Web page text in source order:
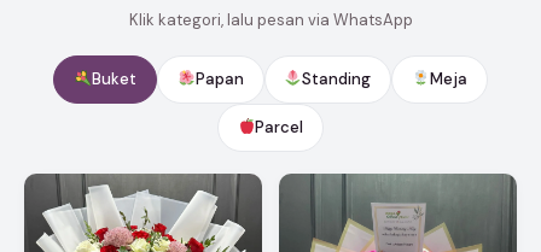
Klik kategori, lalu pesan via WhatsApp
Buket Papan Standing Meja
Parcel